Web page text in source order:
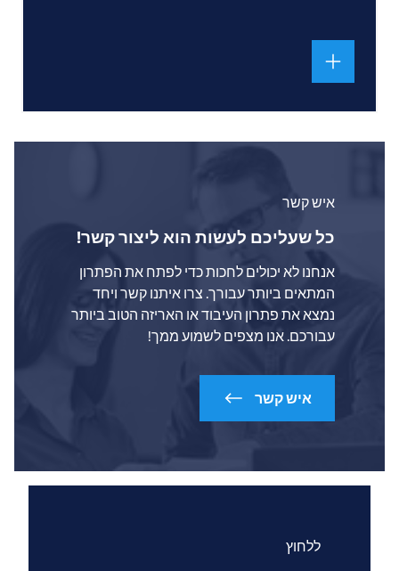
איש קשר
כל שעליכם לעשות הוא ליצור קשר!
אנחנו לא יכולים לחכות כדי לפתח את הפתרון
המתאים ביותר עבורך. צרו איתנו קשר ויחד
נמצא את פתרון העיבוד או האריזה הטוב ביותר
עבורכם. אנו מצפים לשמוע ממך!
איש קשר
ללחוץ